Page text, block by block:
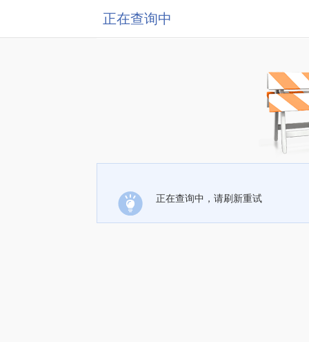
正在查询中
正在查询中，请刷新重试